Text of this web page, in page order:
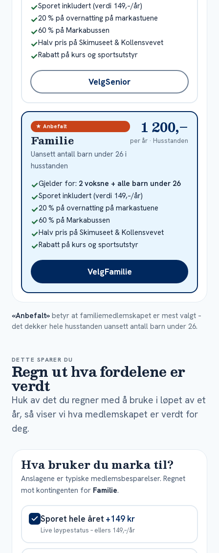
✓Inkludert
Sporet inkludert (verdi 149,–/år)
✓Inkludert
20 % på overnatting på markastuene
✓Inkludert
60 % på Markabussen
✓Inkludert
Halv pris på Skimuseet & Kollensvevet
✓Inkludert
Rabatt på kurs og sportsutstyr
VelgSenior
★ Anbefalt
Familie
Uansett antall barn under 26 i
husstanden
1 200,–
per år · Husstanden
✓Inkludert
Gjelder for: 2 voksne + alle barn under 26
✓Inkludert
Sporet inkludert (verdi 149,–/år)
✓Inkludert
20 % på overnatting på markastuene
✓Inkludert
60 % på Markabussen
✓Inkludert
Halv pris på Skimuseet & Kollensvevet
✓Inkludert
Rabatt på kurs og sportsutstyr
VelgFamilie
«Anbefalt» betyr at familiemedlemskapet er mest valgt –
det dekker hele husstanden uansett antall barn under 26.
DETTE SPARER DU
Regn ut hva fordelene er
verdt
Huk av det du regner med å bruke i løpet av et
år, så viser vi hva medlemskapet er verdt for
deg.
Hva bruker du marka til?
Anslagene er typiske medlemsbesparelser. Regnet
mot kontingenten for Familie.
Sporet hele året +149 kr
Live løypestatus – ellers 149,–/år